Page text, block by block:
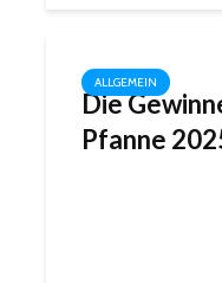
ALLGEMEIN
Die
Pfanne